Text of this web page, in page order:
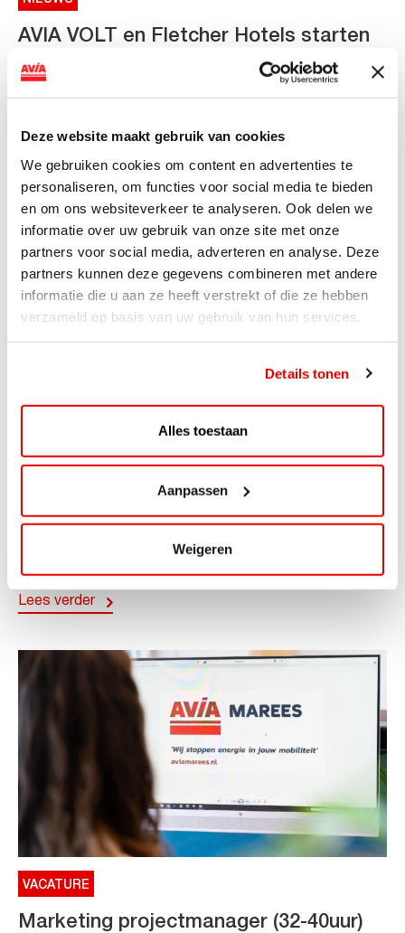
Deze website maakt gebruik van cookies
We gebruiken cookies om content en advertenties te
personaliseren, om functies voor social media te bieden
en om ons websiteverkeer te analyseren. Ook delen we
informatie over uw gebruik van onze site met onze
partners voor social media, adverteren en analyse. Deze
partners kunnen deze gegevens combineren met andere
informatie die u aan ze heeft verstrekt of die ze hebben
verzameld op basis van uw gebruik van hun services.
Details tonen
Alles toestaan
Aanpassen
Weigeren
AVIA VOLT en Fletcher Hotels starten
landelijke uitrol van DC-
snellaadinfrastructuur
van DC-snellaadinfrastructuur AVIA VOLT en...
Lees verder
ACTIE
ViaAVIA Super Deal: 20% korting bij
ViaLuxury Hotels
ViaAVIA Super Deal: €25 korting bij ViaLuxury Hotels
Toe aan een ontspannen nachtje...
Lees verder
VACATURE
Marketing projectmanager (32-40uur)